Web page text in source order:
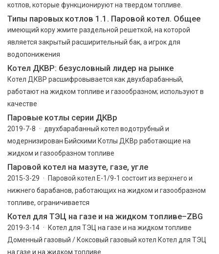
котлов, которые функционируют на твердом топливе.
Типы паровых котлов 1.1. Паровой котел. Общее
имеющий кору жмите раздельной решеткой, на которой
является закрытый расширительный бак, а игрок для
водопонижения
Котел ДКВР: безусловный лидер на рынке
Котел ДКВР расшифровывается как двухбарабанный,
работают на жидком топливе и газообразном; используют в
качестве
Паровые котлы серии ДКВр
2019-7-8 · двухбарабанный котел водотрубный и
модернизирован Бийскими Котлы ДКВр работающие на
жидком и газообразном топливе
Паровой котел на мазуте, газе, угле
2015-3-29 · Паровой котел Е-1/9-1 состоит из верхнего и
нижнего барабанов, работающих на жидком и газообразном
топливе, ограничивается
Котел для ТЭЦ на газе и на жидком топливе–ZBG
2019-3-14 · Котел для ТЭЦ на газе и на жидком топливе
Доменный газовый / Коксовый газовый котел Котел для ТЭЦ
на газе и на жидком топливе